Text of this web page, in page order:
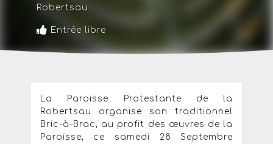
Robertsau
Entrée libre
La Paroisse Protestante de la
Robertsau organise son traditionnel
Bric-à-Brac, au profit des œuvres de la
Paroisse, ce samedi 28 Septembre